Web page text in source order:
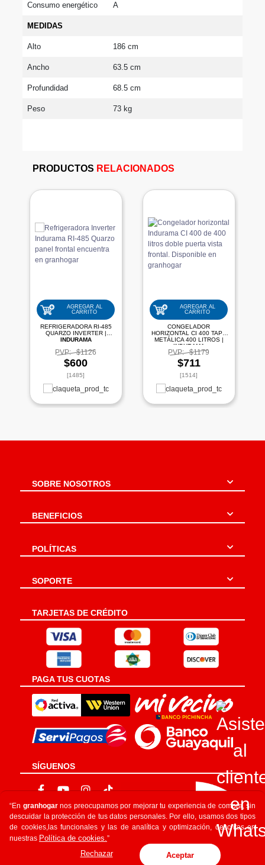
“En granhogarnos preocupamos por mejorar tu experiencia de compra, sin
descuidar la protección de tus datos personales. Por ello, usamos dos tipos
de cookies,las funcionales y las de analítica y optimización, descritas en
nuestras Política de cookies.”
Rechazar Aceptar
Consumo energético A
MEDIDAS
Alto 186 cm
Ancho 63.5 cm
Profundidad 68.5 cm
Peso 73 kg
PRODUCTOS RELACIONADOS
AGREGAR AL
CARRITO
REFRIGERADORA RI-485
QUARZO INVERTER |
INDURAMA
PVP: $1126
$600
[1485]
AGREGAR AL
CARRITO
CONGELADOR
HORIZONTAL CI 400 TAPA
METÁLICA 400 LITROS |
INDURAMA
PVP: $1179
$711
[1514]
SOBRE NOSOTROS
BENEFICIOS
POLÍTICAS
SOPORTE
TARJETAS DE CRÉDITO
PAGA TUS CUOTAS
SÍGUENOS